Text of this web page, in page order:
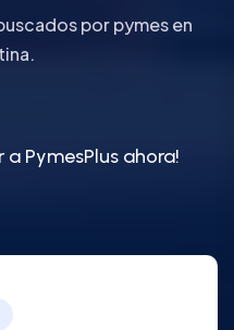
por pymes en
a PymesPlus ahora!